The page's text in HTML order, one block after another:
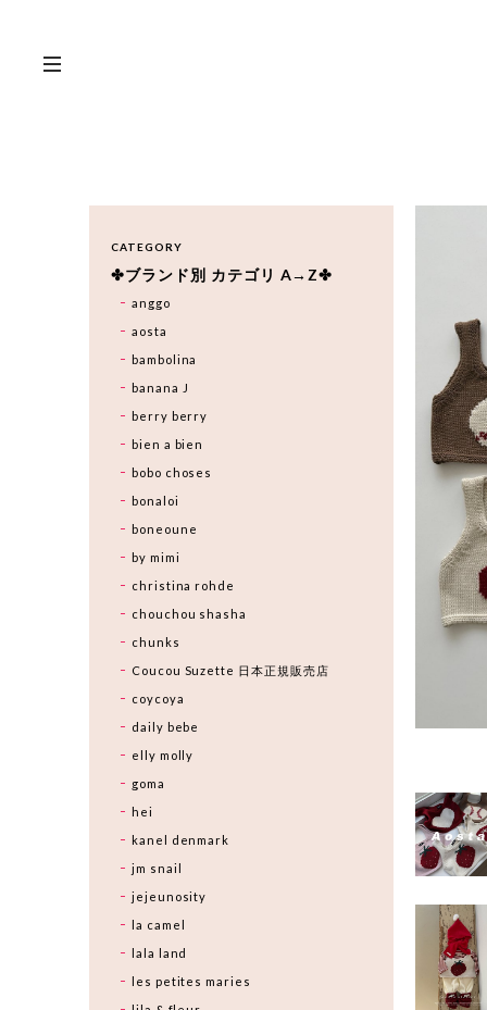
CATEGORY
✤ブランド別 カテゴリ A→Z✤
anggo
aosta
bambolina
banana J
berry berry
bien a bien
bobo choses
bonaloi
boneoune
by mimi
christina rohde
chouchou shasha
chunks
Coucou Suzette 日本正規販売店
coycoya
daily bebe
elly molly
goma
hei
kanel denmark
jm snail
jejeunosity
la camel
lala land
les petites maries